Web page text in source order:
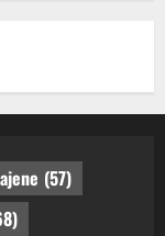
(57)